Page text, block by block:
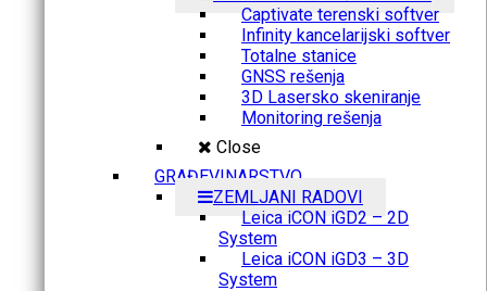
Captivate terenski softver
Infinity kancelarijski softver
Totalne stanice
GNSS rešenja
3D Lasersko skeniranje
Monitoring rešenja
Close
GRAĐEVINARSTVO
ZEMLJANI RADOVI
Leica iCON iGD2 – 2D
System
Leica iCON iGD3 – 3D
System